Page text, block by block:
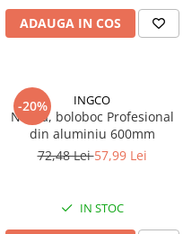
ADAUGA IN COS
-20% INGCO
Nivela, boloboc Profesional
din aluminiu 600mm
72,48 Lei57,99 Lei
IN STOC